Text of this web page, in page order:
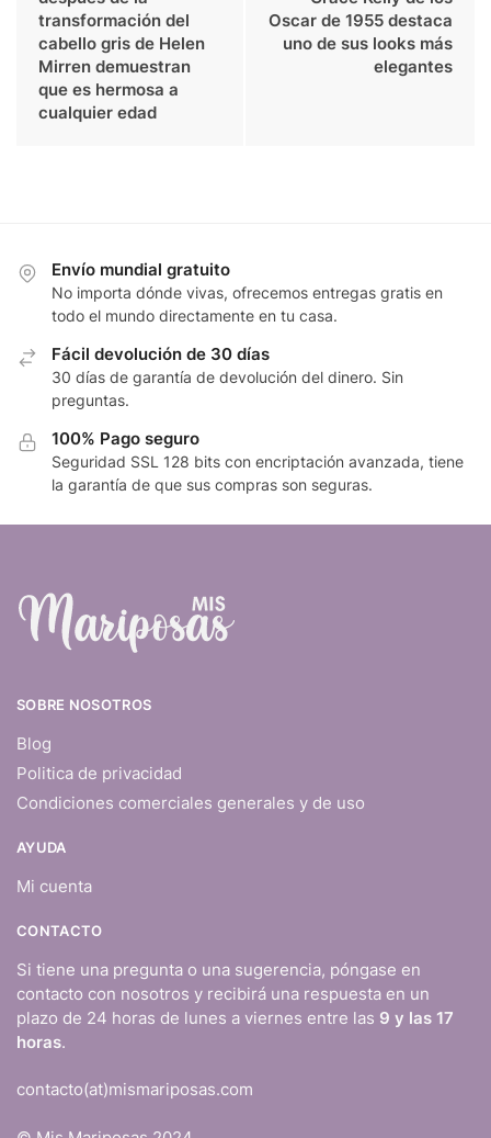
transformación del
cabello gris de Helen
Mirren demuestran
que es hermosa a
cualquier edad
Oscar de 1955 destaca
uno de sus looks más
elegantes
Envío mundial gratuito
No importa dónde vivas, ofrecemos entregas gratis en
todo el mundo directamente en tu casa.
Fácil devolución de 30 días
30 días de garantía de devolución del dinero. Sin
preguntas.
100% Pago seguro
Seguridad SSL 128 bits con encriptación avanzada, tiene
la garantía de que sus compras son seguras.
SOBRE NOSOTROS
Blog
Politica de privacidad
Condiciones comerciales generales y de uso
AYUDA
Mi cuenta
CONTACTO
Si tiene una pregunta o una sugerencia, póngase en
contacto con nosotros y recibirá una respuesta en un
plazo de 24 horas de lunes a viernes entre las 9 y las 17
horas.
contacto(at)mismariposas.com